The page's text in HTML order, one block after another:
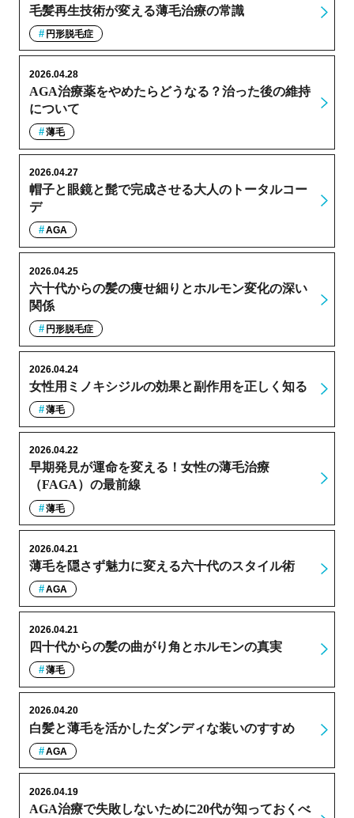
毛髪再生技術が変える薄毛治療の常識
円形脱毛症
AGA治療薬をやめたらどうなる？治った後の維持
について
2026.04.28
薄毛
帽子と眼鏡と髭で完成させる大人のトータルコー
デ
2026.04.27
AGA
六十代からの髪の痩せ細りとホルモン変化の深い
関係
2026.04.25
円形脱毛症
女性用ミノキシジルの効果と副作用を正しく知る
2026.04.24
薄毛
早期発見が運命を変える！女性の薄毛治療
（FAGA）の最前線
2026.04.22
薄毛
薄毛を隠さず魅力に変える六十代のスタイル術
2026.04.21
AGA
四十代からの髪の曲がり角とホルモンの真実
2026.04.21
薄毛
白髪と薄毛を活かしたダンディな装いのすすめ
2026.04.20
AGA
AGA治療で失敗しないために20代が知っておくべ
2026.04.19